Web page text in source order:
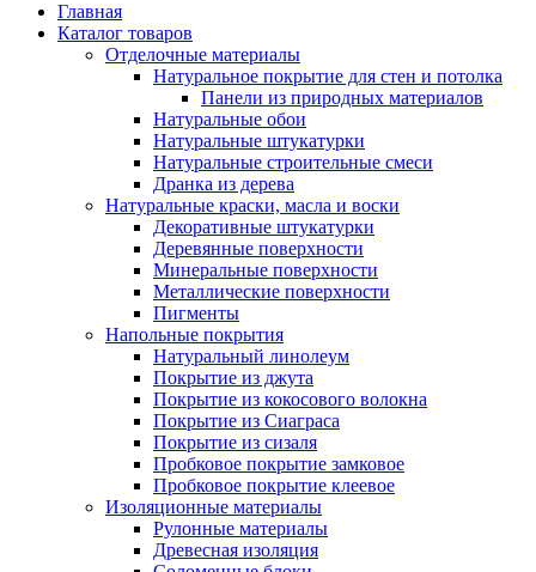
Главная
Каталог товаров
Отделочные материалы
Натуральное покрытие для стен и потолка
Панели из природных материалов
Натуральные обои
Натуральные штукатурки
Натуральные строительные смеси
Дранка из дерева
Натуральные краски, масла и воски
Декоративные штукатурки
Деревянные поверхности
Минеральные поверхности
Металлические поверхности
Пигменты
Напольные покрытия
Натуральный линолеум
Покрытие из джута
Покрытие из кокосового волокна
Покрытие из Сиаграса
Покрытие из сизаля
Пробковое покрытие замковое
Пробковое покрытие клеевое
Изоляционные материалы
Рулонные материалы
Древесная изоляция